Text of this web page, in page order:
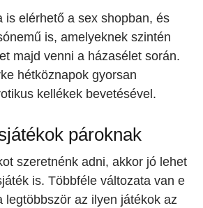
is elérhető a sex shopban, és
is, amelyeknek szintén
majd venni a házasélet során.
hétköznapok gyorsan
kellékek bevetésével.
pároknak
szeretnénk adni, akkor jó lehet
is. Többféle változata van e
legtöbbször az ilyen játékok az